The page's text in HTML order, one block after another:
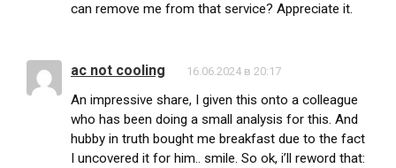
can remove me from that service? Appreciate it.
ac not cooling 16.06.2024 в 20:17
An impressive share, I given this onto a colleague
who has been doing a small analysis for this. And
hubby in truth bought me breakfast due to the fact
I uncovered it for him.. smile. So ok, i’ll reword that: